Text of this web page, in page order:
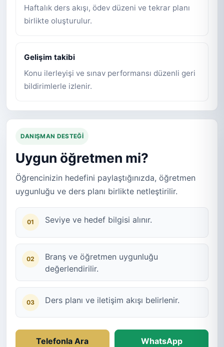
Haftalık ders akışı, ödev düzeni ve tekrar planı
birlikte oluşturulur.
Gelişim takibi
Konu ilerleyişi ve sınav performansı düzenli geri
bildirimlerle izlenir.
DANIŞMAN DESTEĞI
Uygun öğretmen mi?
Öğrencinizin hedefini paylaştığınızda, öğretmen
uygunluğu ve ders planı birlikte netleştirilir.
01 Seviye ve hedef bilgisi alınır.
02
Branş ve öğretmen uygunluğu
değerlendirilir.
03 Ders planı ve iletişim akışı belirlenir.
Telefonla Ara WhatsApp